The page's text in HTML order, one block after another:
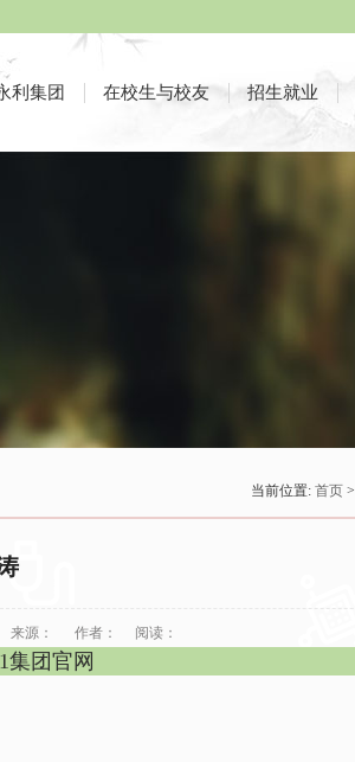
利集团 在校生与校友 招生就业
当前位置: 首页>
来源： 作者： 阅读：
集团官网